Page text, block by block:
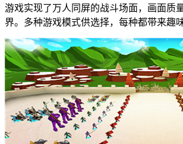
游戏实现了万人同屏的战斗场面，画面质
界。多种游戏模式供选择，每种都带来趣